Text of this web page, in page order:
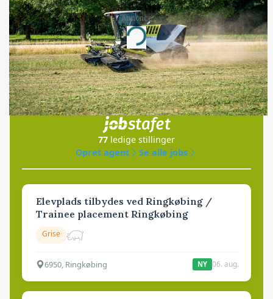
Annonce
Loading...
Jobs
i samarbejde med
77 ledige stillinger
Opret agent
Se alle jobs
Elevplads tilbydes ved Ringkøbing /
Trainee placement Ringkøbing
Grise
6950, Ringkøbing NY 06. aug.